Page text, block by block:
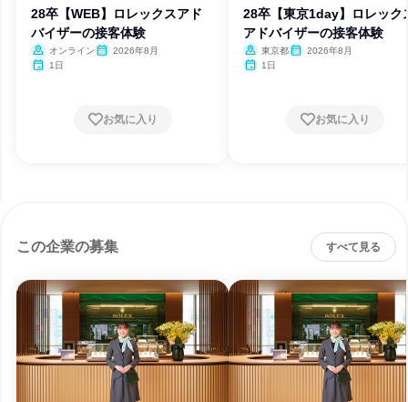
28卒【WEB】ロレックスアド
バイザーの接客体験
オンライン
2026年8月
1日
お気に入り
28卒【東京1day】ロレック
アドバイザーの接客体験
東京都
2026年8月
1日
お気に入り
この企業の募集 すべて見る